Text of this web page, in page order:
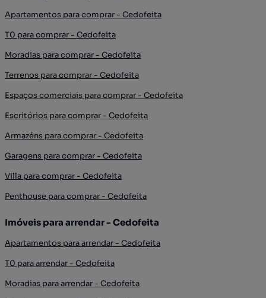
Apartamentos para comprar - Cedofeita
T0 para comprar - Cedofeita
Moradias para comprar - Cedofeita
Terrenos para comprar - Cedofeita
Espaços comerciais para comprar - Cedofeita
Escritórios para comprar - Cedofeita
Armazéns para comprar - Cedofeita
Garagens para comprar - Cedofeita
Villa para comprar - Cedofeita
Penthouse para comprar - Cedofeita
Imóveis para arrendar - Cedofeita
Apartamentos para arrendar - Cedofeita
T0 para arrendar - Cedofeita
Moradias para arrendar - Cedofeita